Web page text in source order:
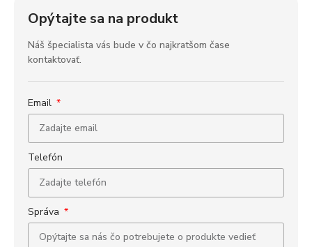
Opýtajte sa na produkt
Náš špecialista vás bude v čo najkratšom čase
kontaktovať.
Email
Telefón
Správa